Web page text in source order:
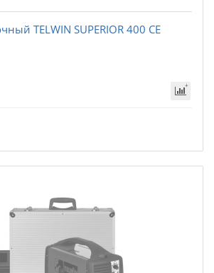
TELWIN SUPERIOR 400 CE